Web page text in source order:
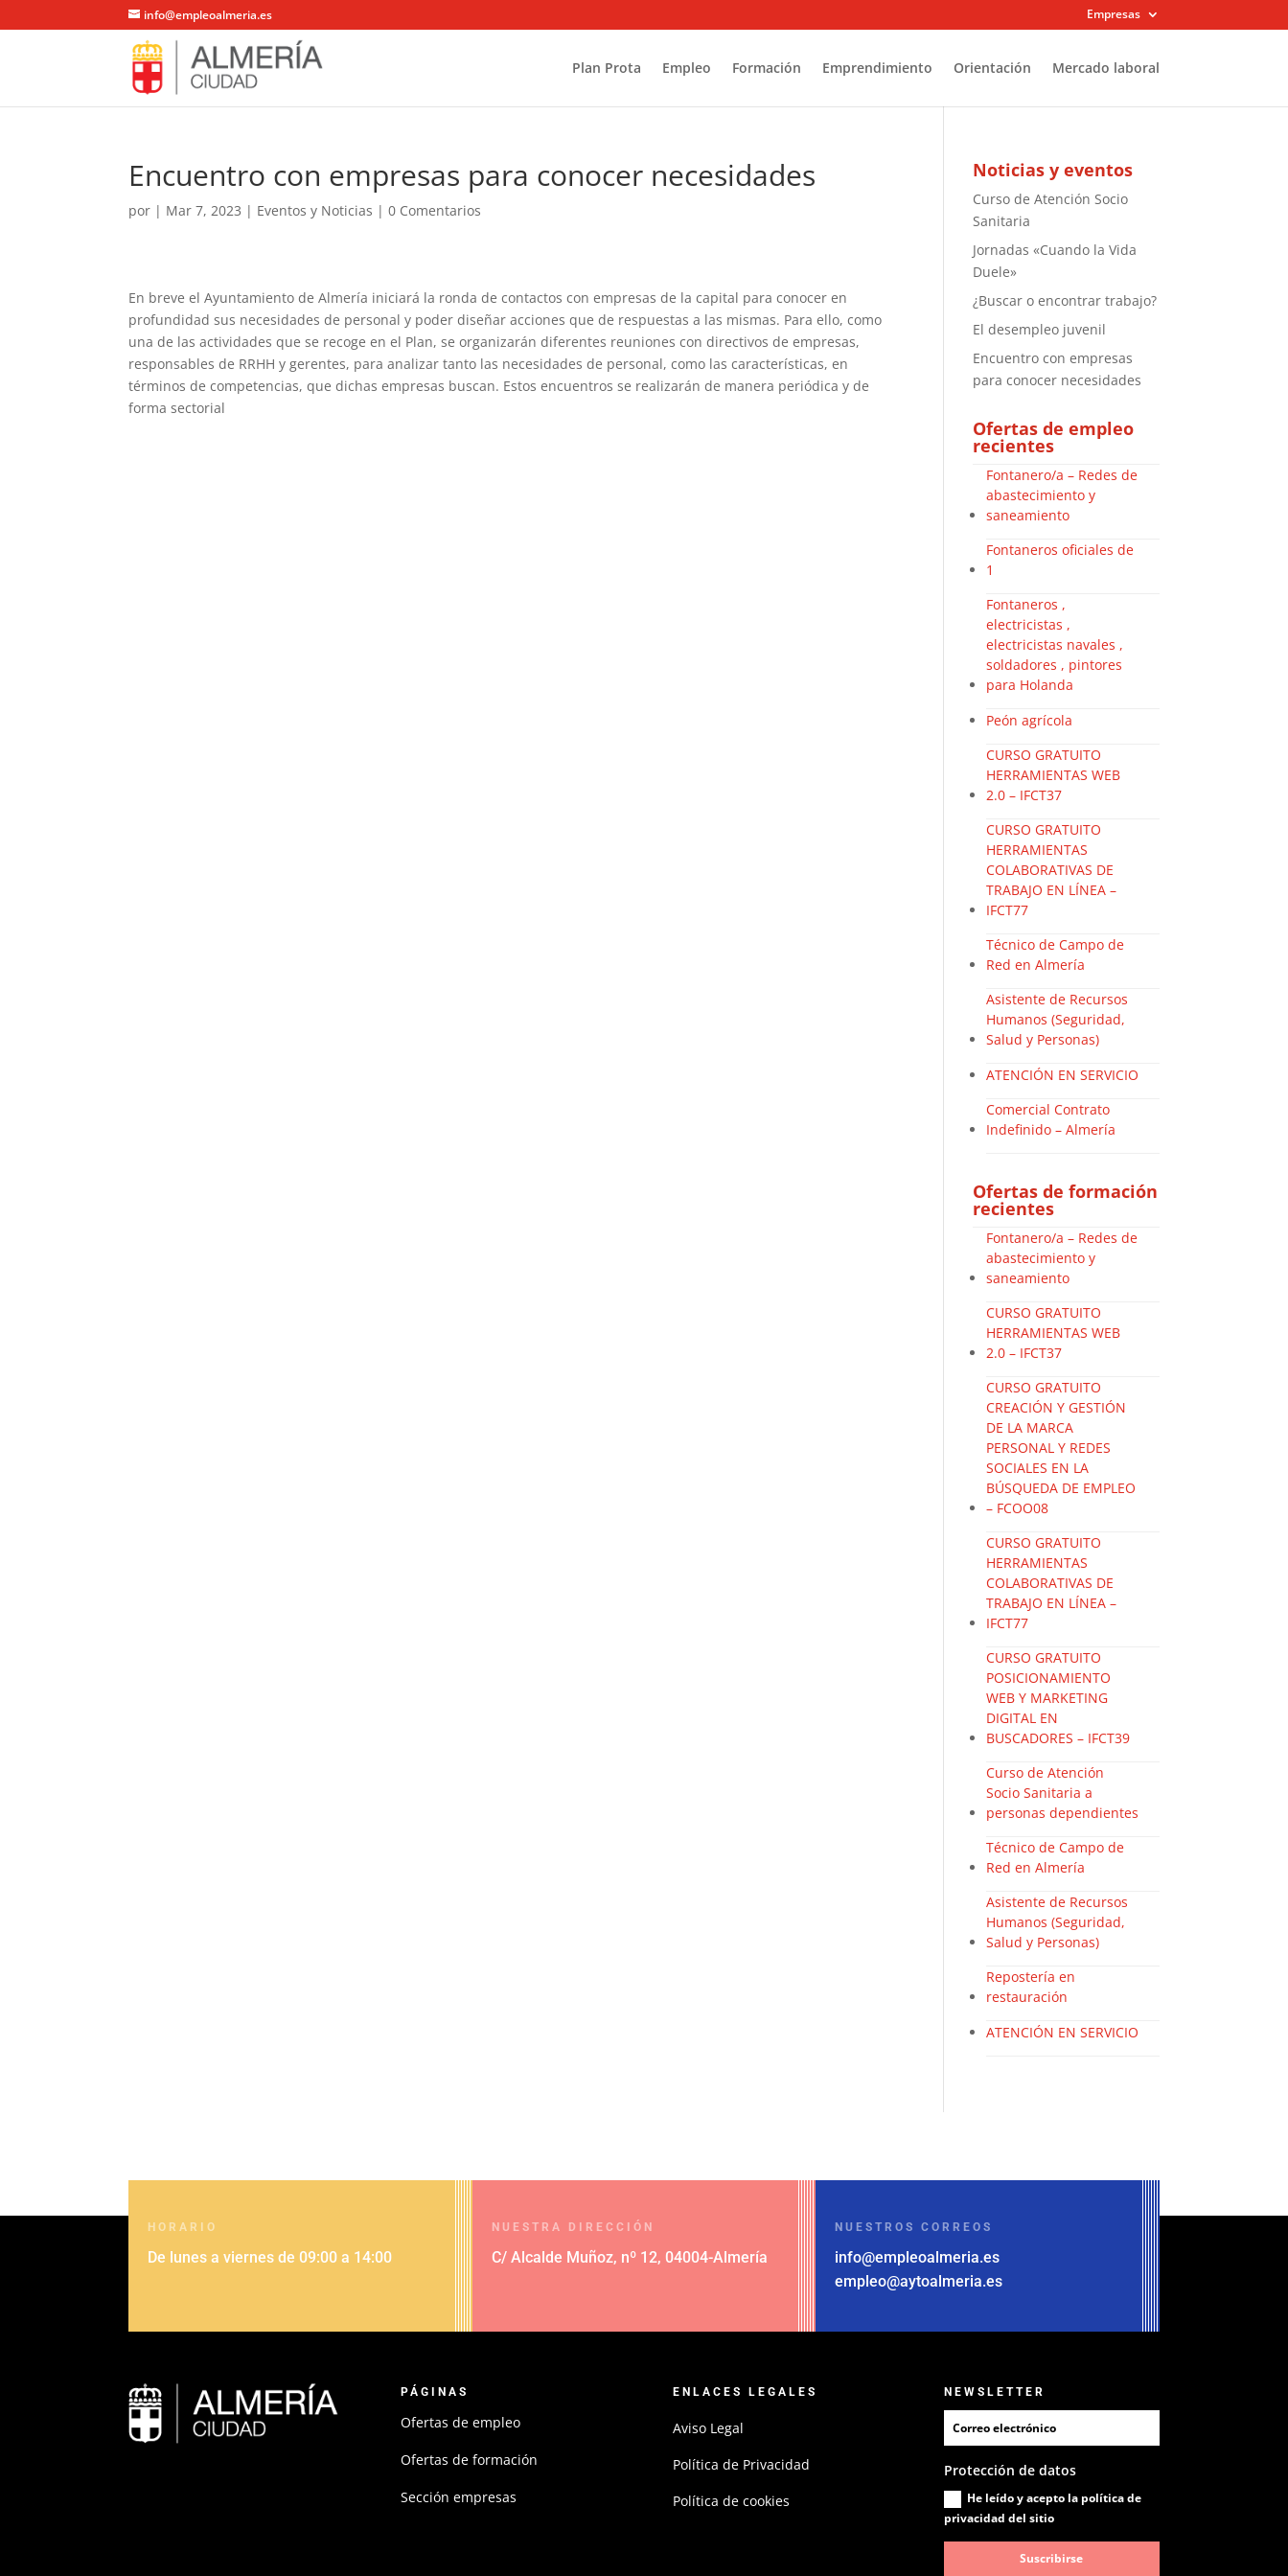
info@empleoalmeria.es Empresas
Plan Prota Empleo Formación Emprendimiento Orientación Mercado laboral
Encuentro con empresas para conocer necesidades
por | Mar 7, 2023 | Eventos y Noticias |0 Comentarios
En breve el Ayuntamiento de Almería iniciará la ronda de contactos con empresas de la capital para conocer en
profundidad sus necesidades de personal y poder diseñar acciones que de respuestas a las mismas. Para ello, como
una de las actividades que se recoge en el Plan, se organizarán diferentes reuniones con directivos de empresas,
responsables de RRHH y gerentes, para analizar tanto las necesidades de personal, como las características, en
términos de competencias, que dichas empresas buscan. Estos encuentros se realizarán de manera periódica y de
forma sectorial
Noticias y eventos
Curso de Atención Socio
Sanitaria
Jornadas «Cuando la Vida
Duele»
¿Buscar o encontrar trabajo?
El desempleo juvenil
Encuentro con empresas
para conocer necesidades
Ofertas de empleo
recientes
Fontanero/a – Redes de
abastecimiento y
saneamiento
Fontaneros oficiales de
1
Fontaneros ,
electricistas ,
electricistas navales ,
soldadores , pintores
para Holanda
Peón agrícola
CURSO GRATUITO
HERRAMIENTAS WEB
2.0 – IFCT37
CURSO GRATUITO
HERRAMIENTAS
COLABORATIVAS DE
TRABAJO EN LÍNEA –
IFCT77
Técnico de Campo de
Red en Almería
Asistente de Recursos
Humanos (Seguridad,
Salud y Personas)
ATENCIÓN EN SERVICIO
Comercial Contrato
Indefinido – Almería
Ofertas de formación
recientes
Fontanero/a – Redes de
abastecimiento y
saneamiento
CURSO GRATUITO
HERRAMIENTAS WEB
2.0 – IFCT37
CURSO GRATUITO
CREACIÓN Y GESTIÓN
DE LA MARCA
PERSONAL Y REDES
SOCIALES EN LA
BÚSQUEDA DE EMPLEO
– FCOO08
CURSO GRATUITO
HERRAMIENTAS
COLABORATIVAS DE
TRABAJO EN LÍNEA –
IFCT77
CURSO GRATUITO
POSICIONAMIENTO
WEB Y MARKETING
DIGITAL EN
BUSCADORES – IFCT39
Curso de Atención
Socio Sanitaria a
personas dependientes
Técnico de Campo de
Red en Almería
Asistente de Recursos
Humanos (Seguridad,
Salud y Personas)
Repostería en
restauración
ATENCIÓN EN SERVICIO
HORARIO
De lunes a viernes de 09:00 a 14:00
NUESTRA DIRECCIÓN
C/ Alcalde Muñoz, nº 12, 04004-Almería
NUESTROS CORREOS
info@empleoalmeria.es
empleo@aytoalmeria.es
PÁGINAS
Ofertas de empleo
Ofertas de formación
Sección empresas
ENLACES LEGALES
Aviso Legal
Política de Privacidad
Política de cookies
NEWSLETTER
Protección de datos
He leído y acepto la política de
privacidad del sitio
Suscribirse